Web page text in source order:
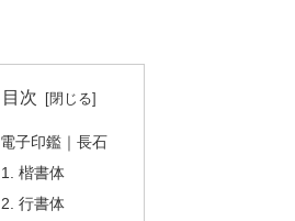
目次
電子印鑑｜長石
楷書体
行書体